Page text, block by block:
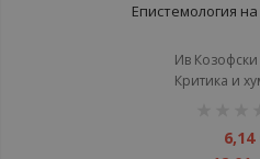
Епистемология
Ив
Критика и
6,14